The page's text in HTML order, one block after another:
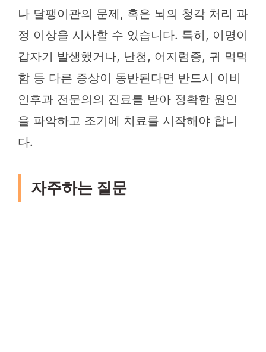
나 달팽이관의 문제, 혹은 뇌의 청각 처리 과
정 이상을 시사할 수 있습니다. 특히, 이명이
갑자기 발생했거나, 난청, 어지럼증, 귀 먹먹
함 등 다른 증상이 동반된다면 반드시 이비
인후과 전문의의 진료를 받아 정확한 원인
을 파악하고 조기에 치료를 시작해야 합니
다.
자주하는 질문